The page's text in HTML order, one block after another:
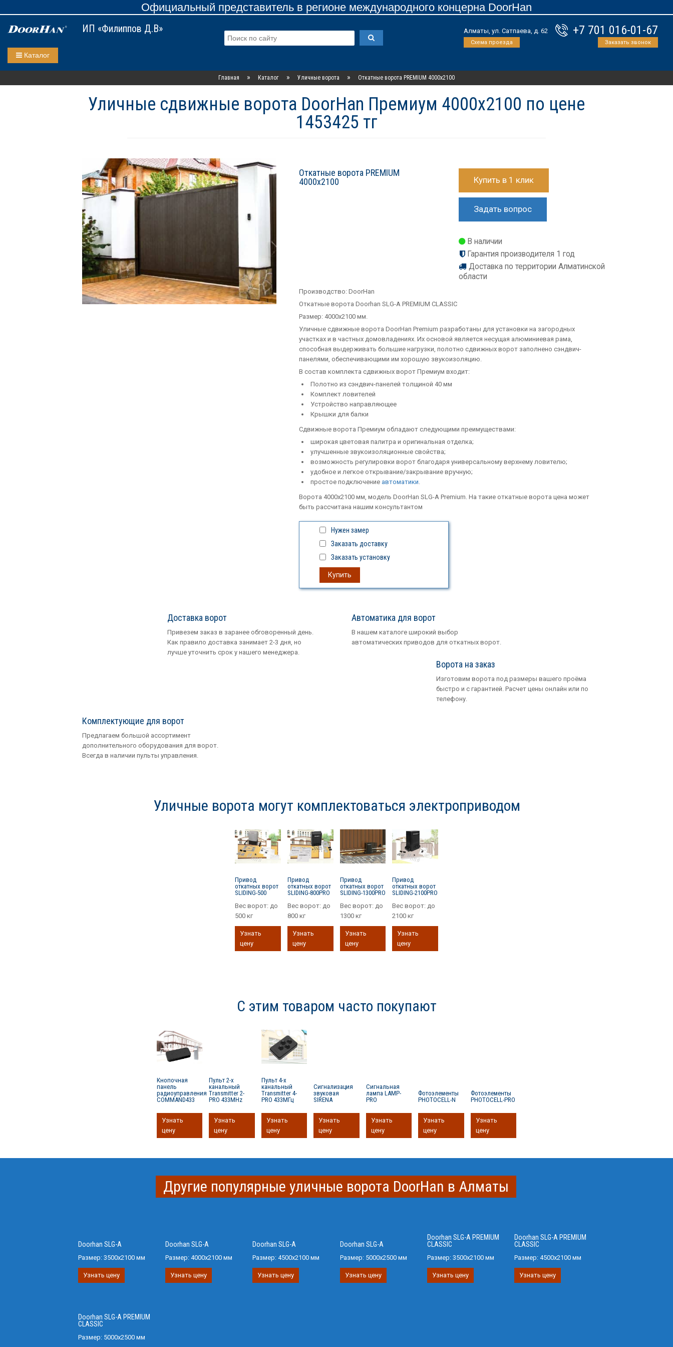
Официальный представитель в регионе международного концерна DoorHan
ИП «Филиппов Д.В» +7 701 016-01-67
Заказать звонок
Алматы, ул. Сатпаева, д. 62
Схема проезда
Каталог
Главная » Каталог » Уличные ворота » Откатные ворота PREMIUM 4000х2100
Уличные сдвижные ворота DoorHan Премиум 4000х2100 по цене
1453425 тг
Откатные ворота PREMIUM
4000х2100
Купить в 1 клик
Задать вопрос
В наличии
Гарантия производителя 1 год
Доставка по территории Алматинской
области
Производство:DoorHan
Откатные ворота Doorhan SLG-A PREMIUM CLASSIC
Размер: 4000х2100 мм.
Уличные сдвижные ворота DoorHan Premium разработаны для установки на загородных
участках и в частных домовладениях. Их основой является несущая алюминиевая рама,
способная выдерживать большие нагрузки, полотно сдвижных ворот заполнено сэндвич-
панелями, обеспечивающими им хорошую звукоизоляцию.
В состав комплекта сдвижных ворот Премиум входит:
Полотно из сэндвич-панелей толщиной 40 мм
Комплект ловителей
Устройство направляющее
Крышки для балки
Сдвижные ворота Премиум обладают следующими преимуществами:
широкая цветовая палитра и оригинальная отделка;
улучшенные звукоизоляционные свойства;
возможность регулировки ворот благодаря универсальному верхнему ловителю;
удобное и легкое открывание/закрывание вручную;
простое подключение автоматики.
Ворота 4000х2100 мм, модель DoorHan SLG-A Premium. На такие откатные ворота цена может
быть рассчитана нашим консультантом
Нужен замер
Заказать доставку
Заказать установку
Купить
Доставка ворот
Привезем заказ в заранее обговоренный день.
Как правило доставка занимает 2-3 дня, но
лучше уточнить срок у нашего менеджера.
Автоматика для ворот
В нашем каталоге широкий выбор
автоматических приводов для откатных ворот.
Ворота на заказ
Изготовим ворота под размеры вашего проёма
быстро и с гарантией. Расчет цены онлайн или по
телефону.
Комплектующие для ворот
Предлагаем большой ассортимент
дополнительного оборудования для ворот.
Всегда в наличии пульты управления.
Уличные ворота могут комплектоваться электроприводом
Привод
откатных ворот
SLIDING-500
Вес ворот:до
500 кг
Узнать
цену
Привод
откатных ворот
SLIDING-800PRO
Вес ворот: до
800 кг
Узнать
цену
Привод
откатных ворот
SLIDING-1300PRO
Вес ворот: до
1300 кг
Узнать
цену
Привод
откатных ворот
SLIDING-2100PRO
Вес ворот:до
2100 кг
Узнать
цену
С этим товаром часто покупают
Кнопочная
панель
радиоуправления
COMMAND433
Узнать
цену
Пульт 2-х
канальный
Transmitter 2-
PRO 433MHz
Узнать
цену
Пульт 4-х
канальный
Transmitter 4-
PRO 433МГц
Узнать
цену
Сигнализация
звуковая
SIRENA
Узнать
цену
Сигнальная
лампа LAMP-
PRO
Узнать
цену
Фотоэлементы
PHOTOCELL-N
Узнать
цену
Фотоэлементы
PHOTOCELL-PRO
Узнать
цену
Другие популярные уличные ворота DoorHan в Алматы
Doorhan SLG-A
Размер: 3500х2100 мм
Узнать цену
Doorhan SLG-A
Размер:4000х2100 мм
Узнать цену
Doorhan SLG-A
Размер:4500х2100 мм
Узнать цену
Doorhan SLG-A
Размер: 5000х2500 мм
Узнать цену
Doorhan SLG-A PREMIUM
CLASSIC
Размер: 3500х2100 мм
Узнать цену
Doorhan SLG-A PREMIUM
CLASSIC
Размер: 4500х2100 мм
Узнать цену
Doorhan SLG-A PREMIUM
CLASSIC
Размер: 5000х2500 мм